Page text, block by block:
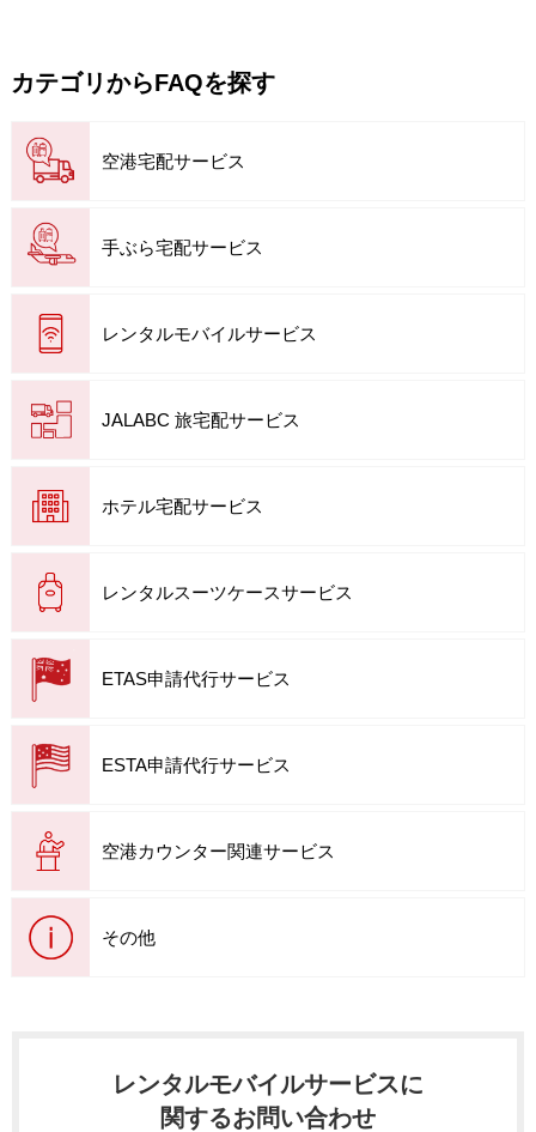
カテゴリからFAQを探す
空港宅配サービス
手ぶら宅配サービス
レンタルモバイルサービス
JALABC 旅宅配サービス
ホテル宅配サービス
レンタルスーツケースサービス
ETAS申請代行サービス
ESTA申請代行サービス
空港カウンター関連サービス
その他
レンタルモバイルサービスに
関するお問い合わせ